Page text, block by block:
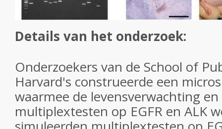
Details van het onderzoek:
Onderzoekers van de School of
Harvard's construeerde een
waarmee de levensverwachting
multiplextesten op EGFR en ALK